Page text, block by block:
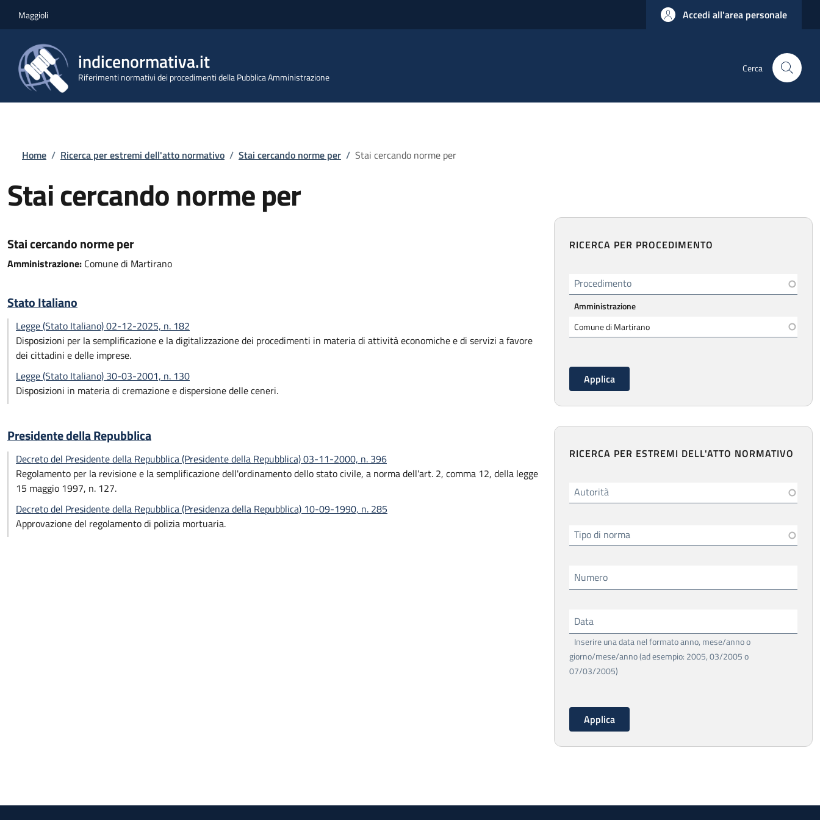
Maggioli Accedi all'area personale
indicenormativa.it
Riferimenti normativi dei procedimenti della Pubblica Amministrazione
Cerca
Briciole di pane
Home / Ricerca per estremi dell'atto normativo / Stai cercando norme per / Stai cercando norme per
Stai cercando norme per
Stai cercando norme per
Amministrazione: Comune di Martirano
Stato Italiano
Legge (Stato Italiano) 02-12-2025, n. 182
Disposizioni per la semplificazione e la digitalizzazione dei procedimenti in materia di attività economiche e di servizi a favore
dei cittadini e delle imprese.
Legge (Stato Italiano) 30-03-2001, n. 130
Disposizioni in materia di cremazione e dispersione delle ceneri.
Presidente della Repubblica
Decreto del Presidente della Repubblica (Presidente della Repubblica) 03-11-2000, n. 396
Regolamento per la revisione e la semplificazione dell'ordinamento dello stato civile, a norma dell'art. 2, comma 12, della legge
15 maggio 1997, n. 127.
Decreto del Presidente della Repubblica (Presidenza della Repubblica) 10-09-1990, n. 285
Approvazione del regolamento di polizia mortuaria.
RICERCA PER PROCEDIMENTO
Procedimento
Amministrazione
RICERCA PER ESTREMI DELL'ATTO NORMATIVO
Autorità
Tipo di norma
Numero
Data
Inserire una data nel formato anno, mese/anno o
giorno/mese/anno (ad esempio: 2005, 03/2005 o
07/03/2005)